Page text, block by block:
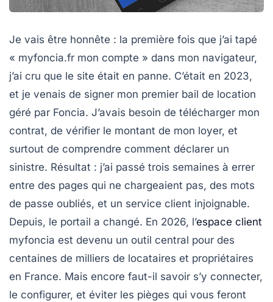
Je vais être honnête : la première fois que j’ai tapé
« myfoncia.fr mon compte » dans mon navigateur,
j’ai cru que le site était en panne. C’était en 2023,
et je venais de signer mon premier bail de location
géré par Foncia. J’avais besoin de télécharger mon
contrat, de vérifier le montant de mon loyer, et
surtout de comprendre comment déclarer un
sinistre. Résultat : j’ai passé trois semaines à errer
entre des pages qui ne chargeaient pas, des mots
de passe oubliés, et un service client injoignable.
Depuis, le portail a changé. En 2026, l’espace client
myfoncia est devenu un outil central pour des
centaines de milliers de locataires et propriétaires
en France. Mais encore faut-il savoir s’y connecter,
le configurer, et éviter les pièges qui vous feront